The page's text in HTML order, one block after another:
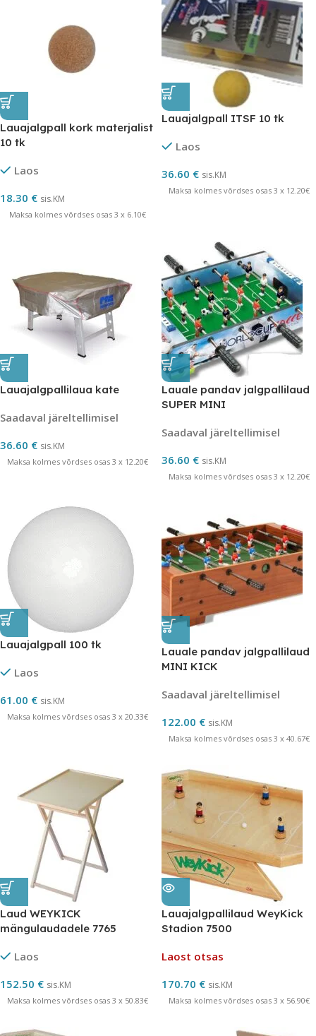
Lauajalgpall kork materjalist
10 tk
Laos
18.30 € sis.KM
Maksa kolmes võrdses osas 3 x 6.10€
Lauajalgpall ITSF 10 tk
Laos
36.60 € sis.KM
Maksa kolmes võrdses osas 3 x 12.20€
Lauajalgpallilaua kate
Saadaval järeltellimisel
36.60 € sis.KM
Maksa kolmes võrdses osas 3 x 12.20€
Lauale pandav jalgpallilaud
SUPER MINI
Saadaval järeltellimisel
36.60 € sis.KM
Maksa kolmes võrdses osas 3 x 12.20€
Lauajalgpall 100 tk
Laos
61.00 € sis.KM
Maksa kolmes võrdses osas 3 x 20.33€
Lauale pandav jalgpallilaud
MINI KICK
Saadaval järeltellimisel
122.00 € sis.KM
Maksa kolmes võrdses osas 3 x 40.67€
Laud WEYKICK
mängulaudadele 7765
Laos
152.50 € sis.KM
Maksa kolmes võrdses osas 3 x 50.83€
Lauajalgpallilaud WeyKick
Stadion 7500
Laost otsas
170.70 € sis.KM
Maksa kolmes võrdses osas 3 x 56.90€